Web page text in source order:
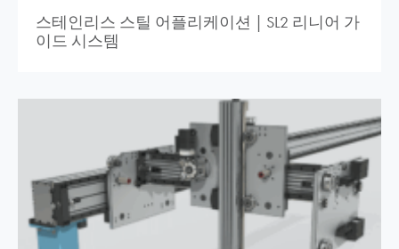
스테인리스 스틸 어플리케이션 | SL2 리니어 가
이드 시스템